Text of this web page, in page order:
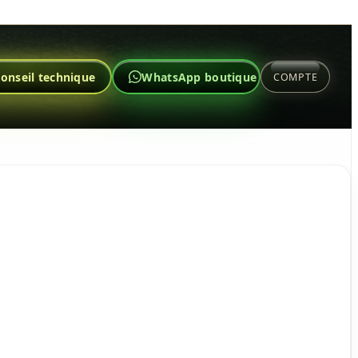
technique WhatsApp boutique COMPTE